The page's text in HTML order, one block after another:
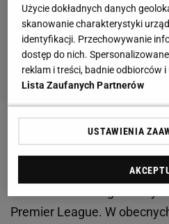
Hazard został na Stamford
sezonie jest najlepszym
Premier League. W
Użycie dokładnych danych
skanowanie charakterystyki
identyfikacji. Przechowywanie
dostęp do nich.
reklam i treści, badnie odbiorców i
Lista Zaufanych Partnerów
USTAWIENIA